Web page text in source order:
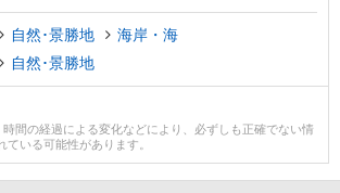
自然･景勝地
海岸・海
自然･景勝地
間の経過による変化などにより、必ずしも正確でない情
いる可能性があります。